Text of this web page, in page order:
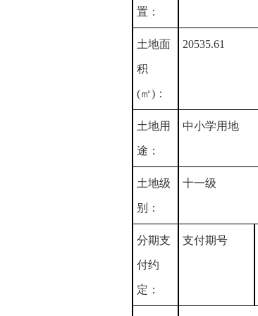
置：
土地面
积
(㎡)：
20535.61
土地用
途：
中小学用地
土地级
别：
十一级
分期支
付约
定：
支付期号